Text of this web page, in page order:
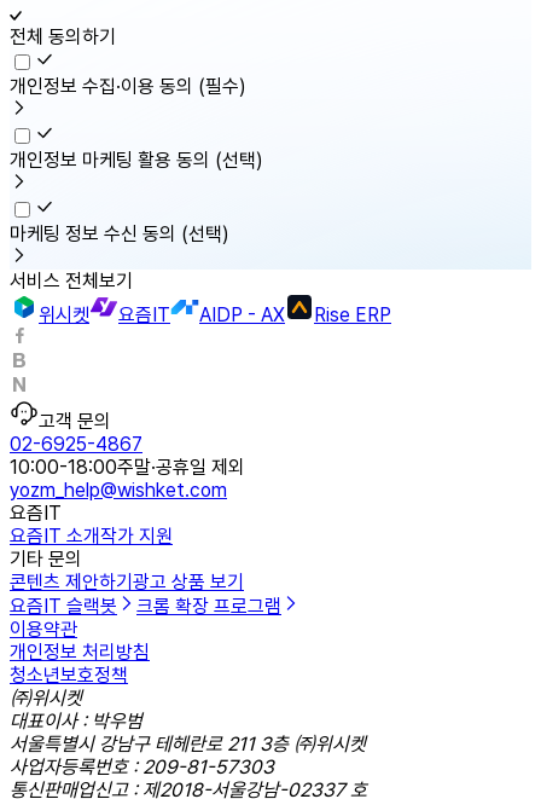
전체 동의하기
개인정보 수집·이용 동의 (필수)
개인정보 마케팅 활용 동의 (선택)
마케팅 정보 수신 동의 (선택)
서비스 전체보기
위시켓
요즘IT AIDP - AX Rise ERP
고객 문의
02-6925-4867
10:00-18:00주말·공휴일 제외
yozm_help@wishket.com
요즘IT
요즘IT 소개작가 지원
기타 문의
콘텐츠 제안하기광고 상품 보기
요즘IT 슬랙봇
크롬 확장 프로그램
이용약관
개인정보 처리방침
청소년보호정책
㈜위시켓
대표이사 : 박우범
서울특별시 강남구 테헤란로 211 3층 ㈜위시켓
사업자등록번호 : 209-81-57303
통신판매업신고 : 제2018-서울강남-02337 호